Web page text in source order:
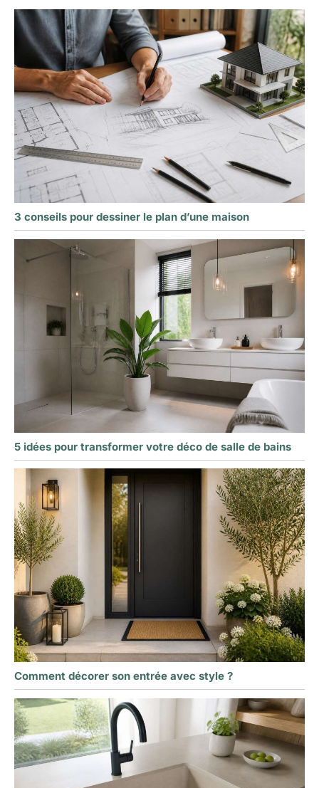
3 conseils pour dessiner le plan d’une maison
5 idées pour transformer votre déco de salle de bains
Comment décorer son entrée avec style ?